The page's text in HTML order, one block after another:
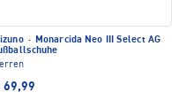
·
Monarcida Neo III Select AG
69,99